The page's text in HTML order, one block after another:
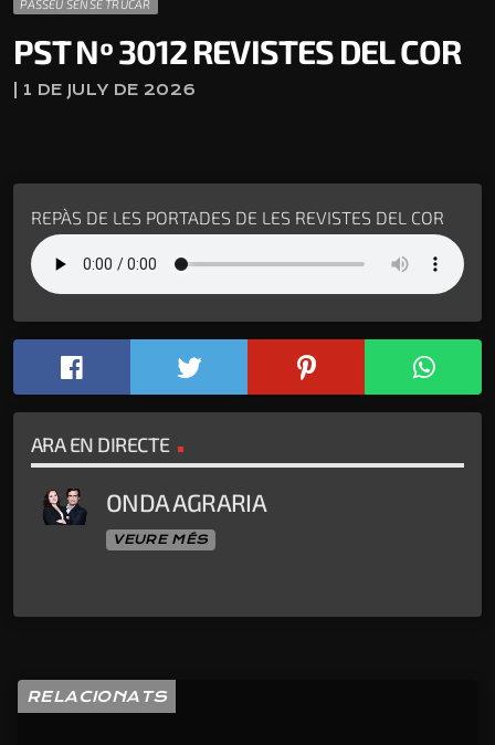
PASSEU SENSE TRUCAR
PST Nº 3012 REVISTES DEL COR
| 1 DE JULY DE 2026
REPÀS DE LES PORTADES DE LES REVISTES DEL COR
ARA EN DIRECTE
ONDA AGRARIA
VEURE MÉS
RELACIONATS